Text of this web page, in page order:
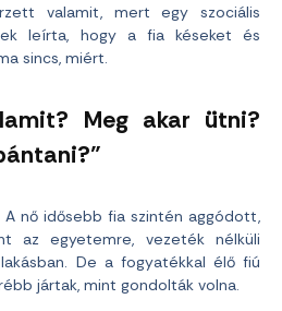
valamit, mert egy szociális
leírta, hogy a fia késeket és
sincs, miért.
Meg akar ütni?
nő idősebb fia szintén aggódott,
az egyetemre, vezeték nélküli
De a fogyatékkal élő fiú
jártak, mint gondolták volna.